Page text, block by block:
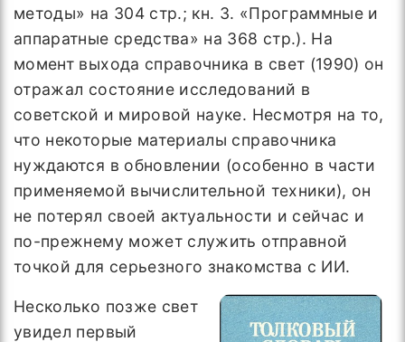
методы» на 304 стр.; кн. 3. «Программные и
аппаратные средства» на 368 стр.). На
момент выхода справочника в свет (1990) он
отражал состояние исследований в
советской и мировой науке. Несмотря на то,
что некоторые материалы справочника
нуждаются в обновлении (особенно в части
применяемой вычислительной техники), он
не потерял своей актуальности и сейчас и
по-прежнему может служить отправной
точкой для серьезного знакомства с ИИ.
Несколько позже свет
увидел первый